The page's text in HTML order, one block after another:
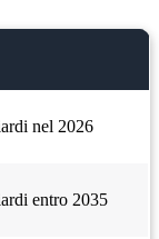
nel 2026
entro 2035